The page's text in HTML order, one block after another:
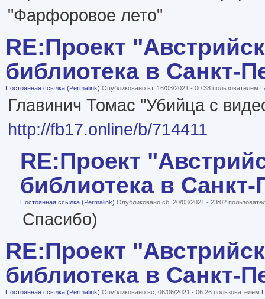
"Фарфоровое лето"
RE:Проект
библиотека в Санкт-
Постоянная ссылка (Permalink) Опубликовано вт, 16/03/2021 - 00:38 пользователем
Главинич Томас "Убийца с
http://fb17.online/b/714411
RE:Проект
библиотека в Санкт-
Постоянная ссылка (Permalink) Опубликовано сб, 20/03/2021 - 23:02
Спасибо)
RE:Проект
библиотека в Санкт-
Постоянная ссылка (Permalink) Опубликовано вс, 06/06/2021 - 06:26 пользователем